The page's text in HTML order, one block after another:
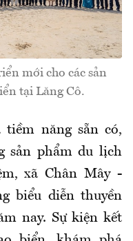
mới cho các sản
tại Lăng Cô.
năng sẵn có,
sản phẩm du lịch
xã Chân Mây -
biểu diễn thuyền
nay. Sự kiện kết